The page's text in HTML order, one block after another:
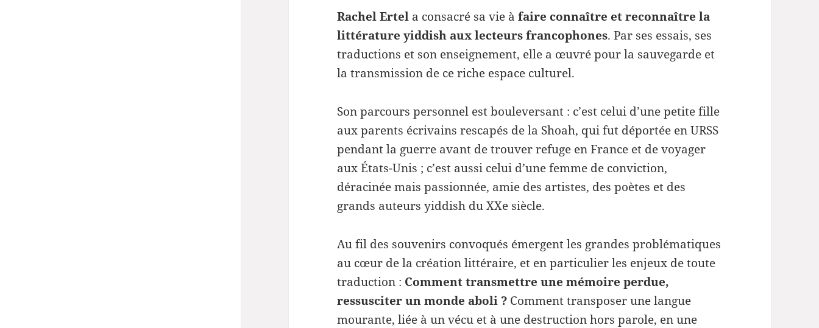
Rachel Ertel a consacré sa vie àfaire connaître et reconnaître la
littérature yiddish aux lecteurs francophones. Par ses essais, ses
traductions et son enseignement, elle a œuvré pour la sauvegarde et
la transmission de ce riche espace culturel.
Son parcours personnel est bouleversant : c’est celui d’une petite fille
aux parents écrivains rescapés de la Shoah, qui fut déportée en URSS
pendant la guerre avant de trouver refuge en France et de voyager
aux États-Unis ; c’est aussi celui d’une femme de conviction,
déracinée mais passionnée, amie des artistes, des poètes et des
grands auteurs yiddish du XXe siècle.
Au fil des souvenirs convoqués émergent les grandes problématiques
au cœur de la création littéraire, et en particulier les enjeux de toute
traduction : Comment transmettre une mémoire perdue,
ressusciter un monde aboli ? Comment transposer une langue
mourante, liée à un vécu et à une destruction hors parole, en une